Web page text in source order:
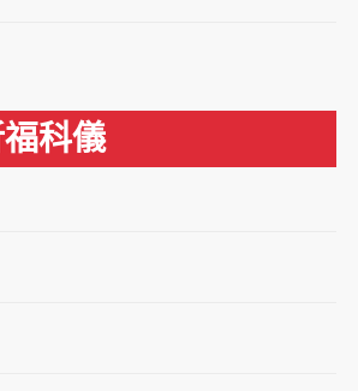
科儀